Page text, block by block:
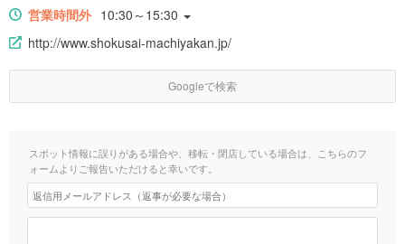
営業時間外 10:30～15:30
http://www.shokusai-machiyakan.jp/
Googleで検索
スポット情報に誤りがある場合や、移転・閉店している場合は、こちらのフ
ォームよりご報告いただけると幸いです。